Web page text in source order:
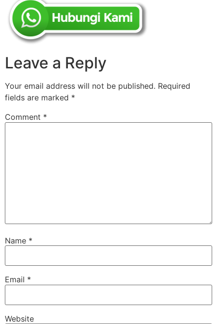
Leave a Reply
Your email address will not be published. Required
fields are marked *
Comment *
Name *
Email *
Website